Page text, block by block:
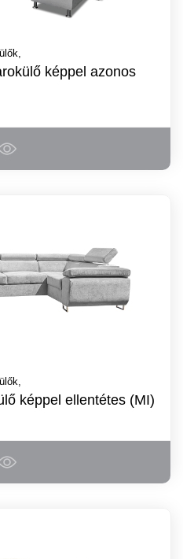
képpel azonos
képpel ellentétes (MI)